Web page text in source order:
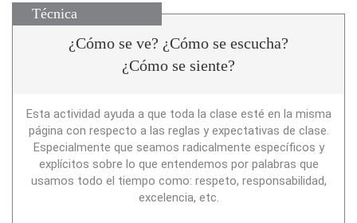
Técnica
¿Cómo se ve? ¿Cómo se escucha?
¿Cómo se siente?
Esta actividad ayuda a que toda la clase esté en la misma
página con respecto a las reglas y expectativas de clase.
Especialmente que seamos radicalmente específicos y
explícitos sobre lo que entendemos por palabras que
usamos todo el tiempo como: respeto, responsabilidad,
excelencia, etc.